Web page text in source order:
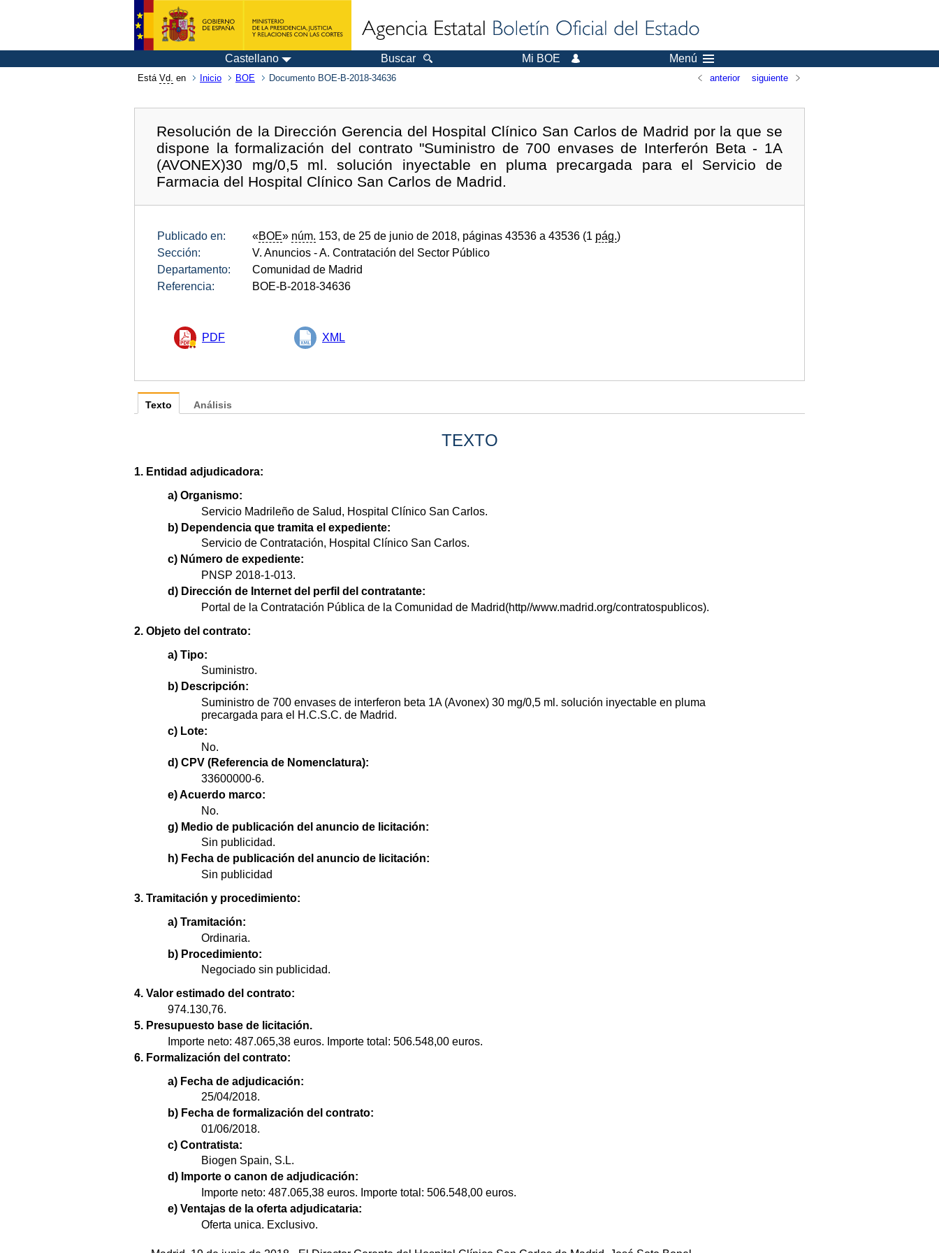
Castellano Buscar Mi BOE Menú
Está Vd. en Inicio BOE Documento BOE-B-2018-34636 anterior siguiente
Resolución de la Dirección Gerencia del Hospital Clínico San Carlos de Madrid por la que se
dispone la formalización del contrato "Suministro de 700 envases de Interferón Beta - 1A
(AVONEX)30 mg/0,5 ml. solución inyectable en pluma precargada para el Servicio de
Farmacia del Hospital Clínico San Carlos de Madrid.
Publicado en: «BOE» núm. 153, de 25 de junio de 2018, páginas 43536 a 43536 (1 pág.)
Sección:
V. Anuncios - A. Contratación del Sector Público
Departamento:
Comunidad de Madrid
Referencia:
BOE-B-2018-34636
PDF XML
Texto
TEXTO
1. Entidad adjudicadora:
a) Organismo:
Servicio Madrileño de Salud, Hospital Clínico San Carlos.
b) Dependencia que tramita el expediente:
Servicio de Contratación, Hospital Clínico San Carlos.
c) Número de expediente:
PNSP 2018-1-013.
d) Dirección de Internet del perfil del contratante:
Portal de la Contratación Pública de la Comunidad de Madrid(http//www.madrid.org/contratospublicos).
2. Objeto del contrato:
a) Tipo:
Suministro.
b) Descripción:
Suministro de 700 envases de interferon beta 1A (Avonex) 30 mg/0,5 ml. solución inyectable en pluma
precargada para el H.C.S.C. de Madrid.
c) Lote:
No.
d) CPV (Referencia de Nomenclatura):
33600000-6.
e) Acuerdo marco:
No.
g) Medio de publicación del anuncio de licitación:
Sin publicidad.
h) Fecha de publicación del anuncio de licitación:
Sin publicidad
3. Tramitación y procedimiento:
a) Tramitación:
Ordinaria.
b) Procedimiento:
Negociado sin publicidad.
4. Valor estimado del contrato:
974.130,76.
5. Presupuesto base de licitación.
Importe neto: 487.065,38 euros. Importe total: 506.548,00 euros.
6. Formalización del contrato:
a) Fecha de adjudicación:
25/04/2018.
b) Fecha de formalización del contrato:
01/06/2018.
c) Contratista:
Biogen Spain, S.L.
d) Importe o canon de adjudicación:
Importe neto: 487.065,38 euros. Importe total: 506.548,00 euros.
e) Ventajas de la oferta adjudicataria:
Oferta unica. Exclusivo.
Análisis